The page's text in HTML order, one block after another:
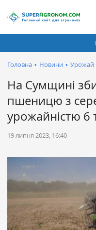
Головна • Новини • Урожай
На Сумщині
пшеницю з
урожайністю 6
19 липня 2023, 16:40